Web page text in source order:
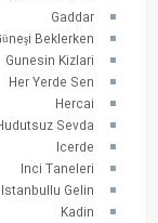
Gaddar
Beklerken
Gunesin Kizlari
Her Yerde Sen
Hercai
Sevda
Icerde
Inci Taneleri
Istanbullu Gelin
Kadin